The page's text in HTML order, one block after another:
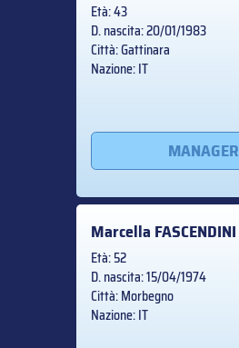
Età: 43
D. nascita: 20/01/1983
Città: Gattinara
Nazione: IT
MANAGER
Marcella FASCENDINI
Età: 52
D. nascita: 15/04/1974
Città: Morbegno
Nazione: IT